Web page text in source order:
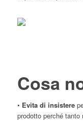
Cosa
• Evita di insistere
prodotto perché